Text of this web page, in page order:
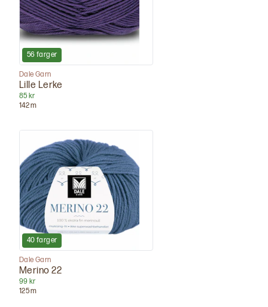
56 farger
Dale Garn
Lille Lerke
85 kr
142m
40 farger
Dale Garn
Merino 22
99 kr
125m